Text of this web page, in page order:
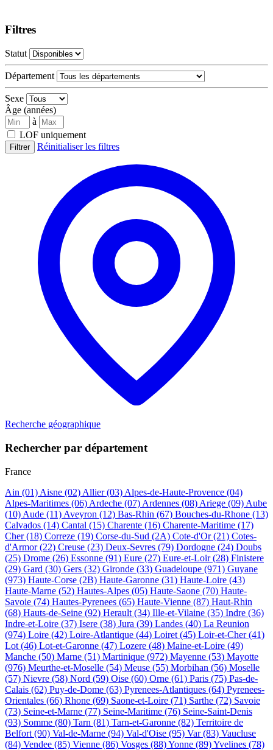
Filtres
Statut
Département
Sexe
Âge (années)
à
LOF uniquement
Filtrer Réinitialiser les filtres
Recherche géographique
Rechercher par département
France
Ain (01) Aisne (02) Allier(03) Alpes-de-Haute-Provence (04)
Alpes-Maritimes (06) Ardeche (07) Ardennes (08) Ariege (09) Aube
(10) Aude (11) Aveyron (12) Bas-Rhin (67) Bouches-du-Rhone (13)
Calvados (14) Cantal (15) Charente (16) Charente-Maritime (17)
Cher(18) Correze (19) Corse-du-Sud (2A) Cote-d'Or(21) Cotes-
d'Armor(22) Creuse (23) Deux-Sevres (79) Dordogne (24) Doubs
(25) Drome (26) Essonne (91) Eure (27) Eure-et-Loir(28) Finistere
(29) Gard (30) Gers (32) Gironde (33) Guadeloupe (971) Guyane
(973) Haute-Corse (2B) Haute-Garonne (31) Haute-Loire (43)
Haute-Marne (52) Hautes-Alpes (05) Haute-Saone (70) Haute-
Savoie (74) Hautes-Pyrenees (65) Haute-Vienne (87) Haut-Rhin
(68) Hauts-de-Seine (92) Herault (34) Ille-et-Vilaine (35) Indre (36)
Indre-et-Loire (37) Isere (38) Jura (39) Landes (40) La Reunion
(974) Loire (42) Loire-Atlantique (44) Loiret (45) Loir-et-Cher(41)
Lot (46) Lot-et-Garonne (47) Lozere (48) Maine-et-Loire (49)
Manche (50) Marne (51) Martinique (972) Mayenne (53) Mayotte
(976) Meurthe-et-Moselle (54) Meuse (55) Morbihan (56) Moselle
(57) Nievre (58) Nord (59) Oise (60) Orne (61) Paris (75) Pas-de-
Calais (62) Puy-de-Dome (63) Pyrenees-Atlantiques (64) Pyrenees-
Orientales (66) Rhone (69) Saone-et-Loire (71) Sarthe (72) Savoie
(73) Seine-et-Marne (77) Seine-Maritime (76) Seine-Saint-Denis
(93) Somme (80) Tarn (81) Tarn-et-Garonne (82) Territoire de
Belfort (90) Val-de-Marne (94) Val-d'Oise (95) Var(83) Vaucluse
(84) Vendee (85) Vienne (86) Vosges (88)Yonne (89)Yvelines (78)